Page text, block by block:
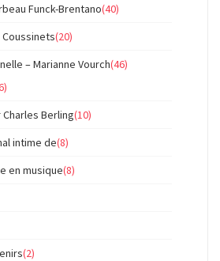
Funck-Brentano(40)
Coussinets(20)
– Marianne Vourch(46)
Berling(10)
intime de(8)
en musique(8)
(2)